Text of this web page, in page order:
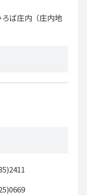
ば庄内（庄内地